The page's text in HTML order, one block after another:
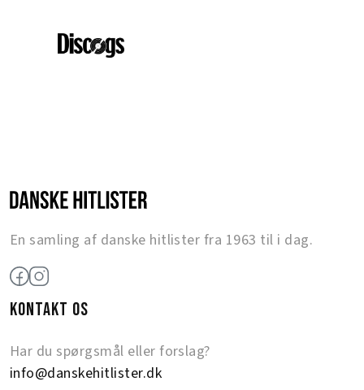
En samling af danske hitlister fra 1963 til i dag.
KONTAKT OS
Har du spørgsmål eller forslag?
info@danskehitlister.dk